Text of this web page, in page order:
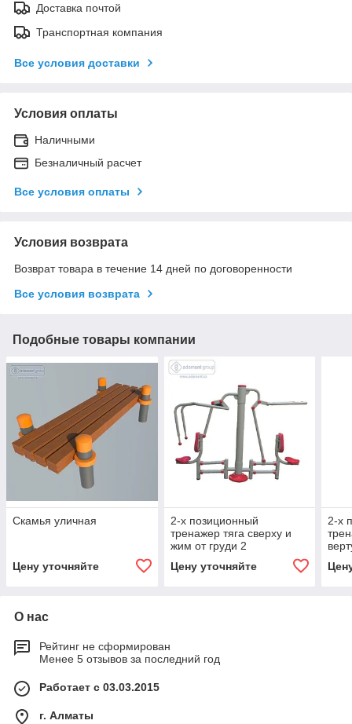
Доставка почтой
Транспортная компания
Все условия доставки
Условия оплаты
Наличными
Безналичный расчет
Все условия оплаты
Условия возврата
Возврат товара в течение 14 дней по договоренности
Все условия возврата
Подобные товары компании
Скамья уличная
Цену уточняйте
2-х позиционный
тренажер тяга сверху и
жим от груди 2
Цену уточняйте
2-х
О нас
Рейтинг не сформирован
Менее 5 отзывов за последний год
Работает с 03.03.2015
г. Алматы